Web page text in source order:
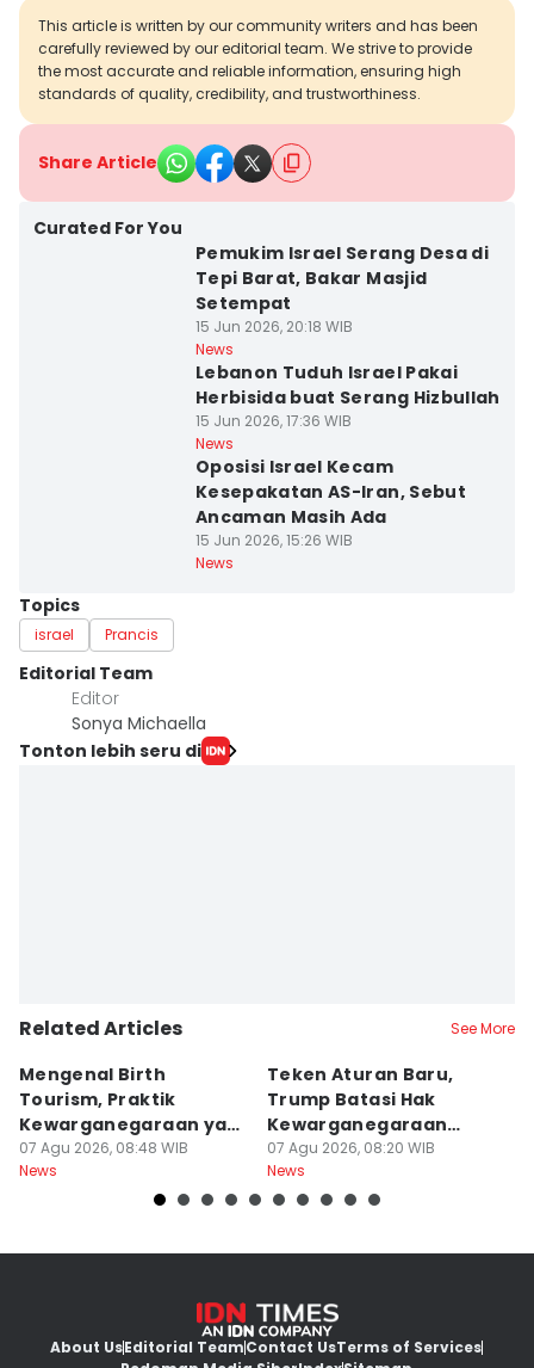
This article is written by our community writers and has been
carefully reviewed by our editorial team. We strive to provide
the most accurate and reliable information, ensuring high
standards of quality, credibility, and trustworthiness.
Share Article
Curated For You
Pemukim Israel Serang Desa di
Tepi Barat, Bakar Masjid
Setempat
15 Jun 2026, 20:18 WIB
News
Lebanon Tuduh Israel Pakai
Herbisida buat Serang Hizbullah
15 Jun 2026, 17:36 WIB
News
Oposisi Israel Kecam
Kesepakatan AS-Iran, Sebut
Ancaman Masih Ada
15 Jun 2026, 15:26 WIB
News
Topics
israel Prancis
Editorial Team
Editor
Sonya Michaella
Tonton lebih seru di
Related Articles See More
Mengenal Birth
Tourism, Praktik
Kewarganegaraan yang
Bikin Trump Gerah
07 Agu 2026, 08:48 WIB
News
Teken Aturan Baru,
Trump Batasi Hak
Kewarganegaraan
Berbasis Kelahiran
07 Agu 2026, 08:20 WIB
News
About UsEditorial TeamContact UsTerms of Services